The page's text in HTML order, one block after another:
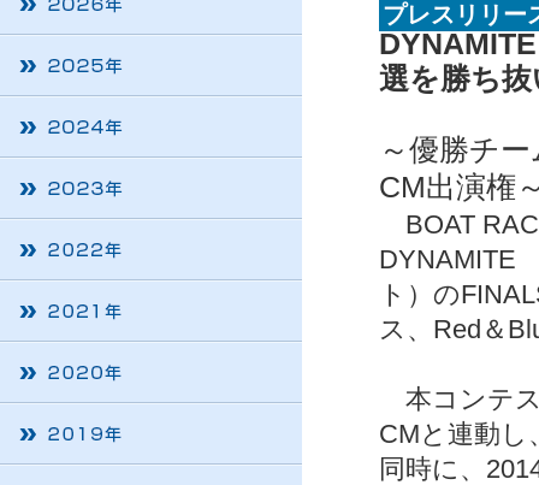
プレスリリー
選を勝ち
～優勝チ
CM出演権
BOAT
DYNAMITE
ト）の
ス、Red＆
本コンテ
CMと連動
同時に、